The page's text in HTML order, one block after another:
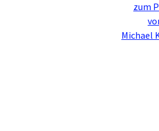
zum
Michael